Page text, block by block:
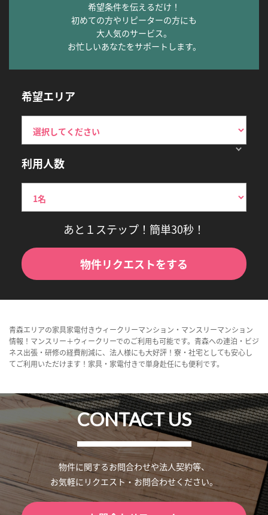
希望条件を伝えるだけ！
初めての方やリピーターの方にも
大人気のサービス。
お忙しいあなたをサポートします。
希望エリア
利用人数
あと１ステップ！簡単30秒！
物件リクエストをする
青森エリアの家具家電付きウィークリーマンション・マンスリーマンション
情報！マンスリー＋ウィークリーでのご利用も可能です。青森への連泊・ビジ
ネス出張・研修の経費削減に、法人様にも大好評！寮・社宅としても安心し
てご利用いただけます！家具・家電付きで単身赴任にも便利です。
CONTACT US
物件に関するお問合わせや法人契約等、
お気軽にリクエスト・お問合わせください。